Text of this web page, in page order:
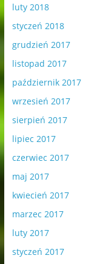
luty 2018
styczeń 2018
grudzień 2017
listopad 2017
październik 2017
wrzesień 2017
sierpień 2017
lipiec 2017
czerwiec 2017
maj 2017
kwiecień 2017
marzec 2017
luty 2017
styczeń 2017